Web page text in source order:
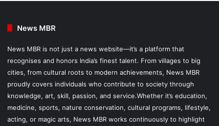
News MBR
News MBR is not just a news website—it’s a platform that
recognises and honors India’s finest talent. From villages to big
cities, from cultural roots to modern achievements, News MBR
proudly covers individuals who contribute to society through
knowledge, art, skill, passion, and service.Whether it’s education,
medicine, sports, nature conservation, cultural programs, lifestyle,
acting, or magic arts, News MBR works continuously to highlight